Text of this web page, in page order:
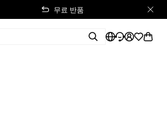
무료 반품